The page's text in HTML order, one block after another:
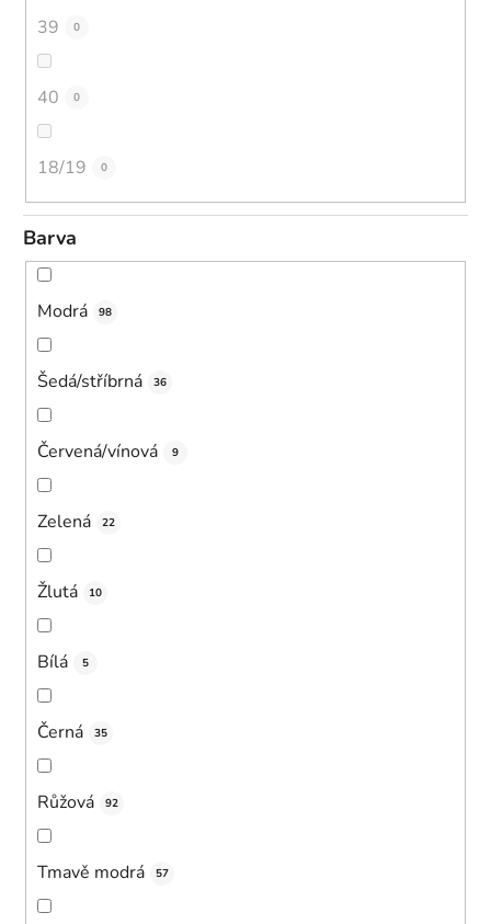
39 0
40 0
18/19 0
Barva
Modrá 98
Šedá/stříbrná 36
Červená/vínová 9
Zelená 22
Žlutá 10
Bílá 5
Černá 35
Růžová 92
Tmavě modrá 57